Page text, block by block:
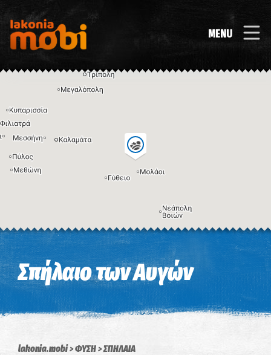
MENU
Η εικόνα ενδέχεται να υπόκειται σε πνευματικά δικαιώματα Όροι
Σπήλαιο των Αυγών
lakonia.mobi ΦΥΣΗ ΣΠΗΛΑΙΑ